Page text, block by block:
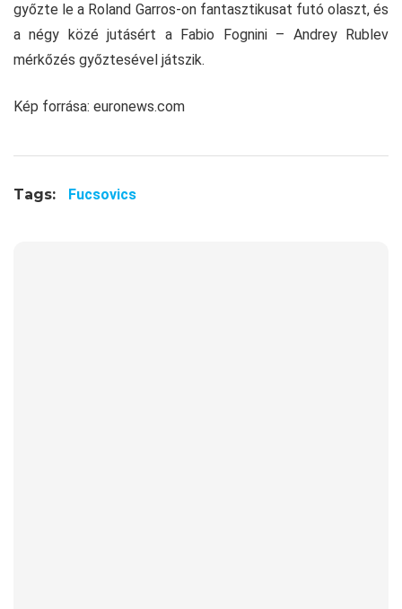
győzte le a Roland Garros-on fantasztikusat futó olaszt, és
a négy közé jutásért a Fabio Fognini – Andrey Rublev
mérkőzés győztesével játszik.
Kép forrása: euronews.com
Tags: Fucsovics